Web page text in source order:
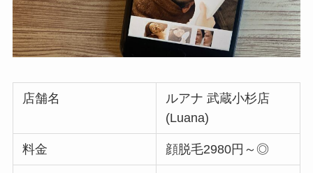
店舗名
ルアナ 武蔵小杉店
(Luana)
料金 顔脱毛2980円～◎